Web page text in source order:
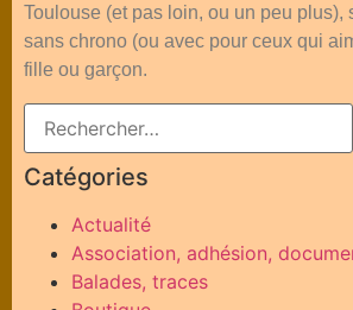
Toulouse (et pas loin, ou un peu plus),
sans chrono (ou avec pour ceux qui
fille ou garçon.
Catégories
Actualité
Association, adhésion,
Balades, traces